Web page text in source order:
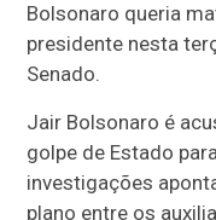
Bolsonaro queria
presidente nesta
Senado.
Jair Bolsonaro é
golpe de Estado
investigações
plano entre os